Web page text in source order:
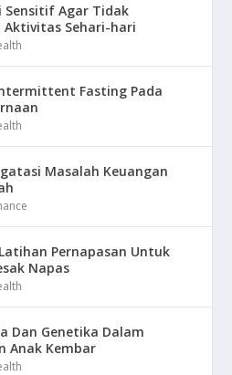
Sensitif Agar Tidak
Aktivitas Sehari-hari
Fasting Pada
Masalah Keuangan
Pernapasan Untuk
Napas
Dan Genetika Dalam
Anak Kembar